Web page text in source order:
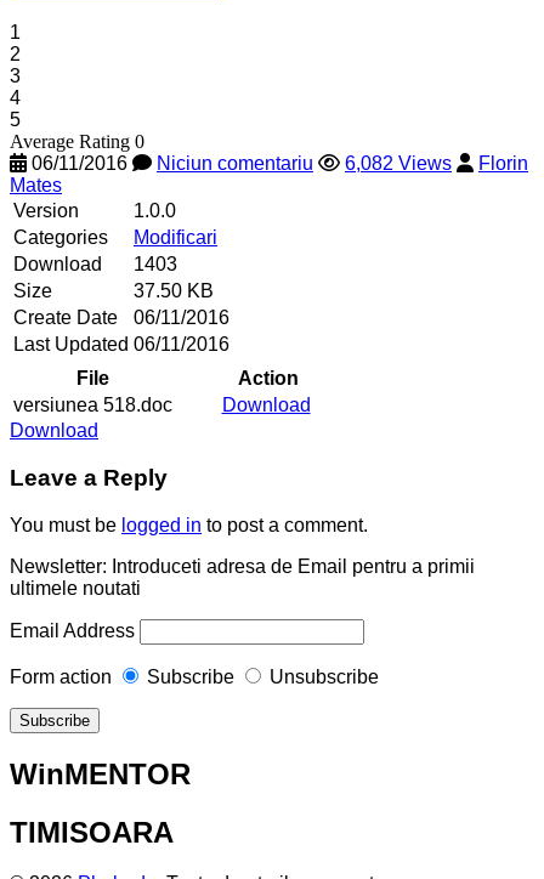
1
2
3
4
5
Average Rating 0
06/11/2016
Niciun comentariu 6,082 Views
Florin
Mates
Version
1.0.0
Categories
Modificari
Download
1403
Size
37.50 KB
Create Date
06/11/2016
Last Updated 06/11/2016
File
Action
versiunea 518.doc
Download
Download
Leave a Reply
You must be logged in to post a comment.
Newsletter: Introduceti adresa de Email pentru a primii
ultimele noutati
Email Address
Form action Subscribe Unsubscribe
WinMENTOR
TIMISOARA